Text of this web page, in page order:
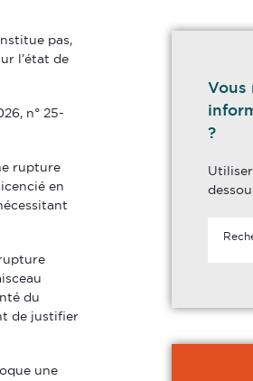
pas,
l’état de
n° 25-
rupture
en
du
de justifier
une
Vous
?